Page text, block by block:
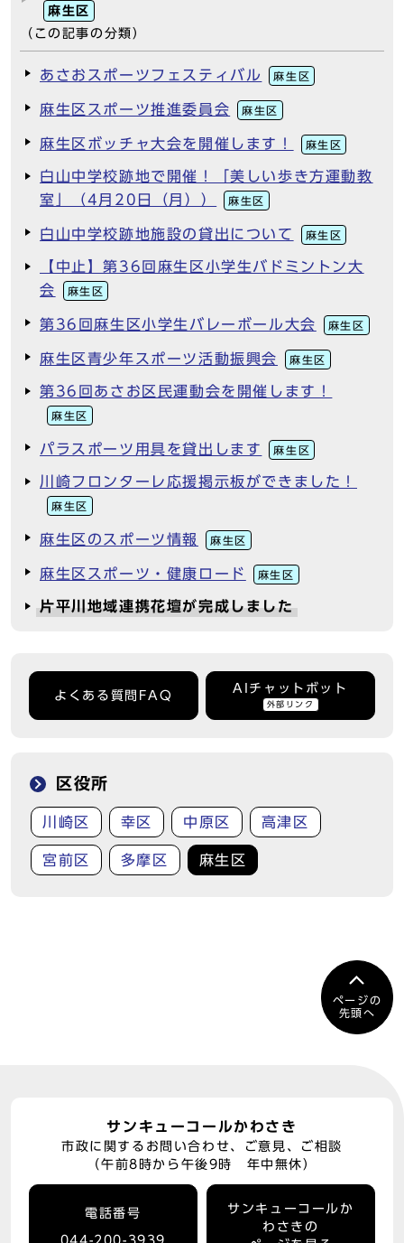
麻生区
（この記事の分類）
あさおスポーツフェスティバル 麻生区
麻生区スポーツ推進委員会 麻生区
麻生区ボッチャ大会を開催します！ 麻生区
白山中学校跡地で開催！「美しい歩き方運動教
室」（4月20日（月））
麻生区
白山中学校跡地施設の貸出について 麻生区
【中止】第36回麻生区小学生バドミントン大
会
麻生区
第36回麻生区小学生バレーボール大会 麻生区
麻生区青少年スポーツ活動振興会 麻生区
第36回あさお区民運動会を開催します！
麻生区
パラスポーツ用具を貸出します 麻生区
川崎フロンターレ応援掲示板ができました！
麻生区
麻生区のスポーツ情報 麻生区
麻生区スポーツ・健康ロード 麻生区
片平川地域連携花壇が完成しました
よくある質問FAQ
AIチャットボット
外部リンク
区役所
川崎区 幸区 中原区 高津区
宮前区 多摩区 麻生区
ページの
先頭へ
サンキューコールかわさき
市政に関するお問い合わせ、ご意見、ご相談
（午前8時から午後9時 年中無休）
電話番号
044-200-3939
サンキューコールか
わさきの